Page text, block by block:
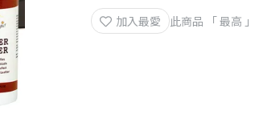
加入最愛 此商品 「 最高